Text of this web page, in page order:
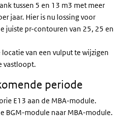
tussen 5 en 13 m3 met meer
jaar. Hier is nu lossing voor
juiste pr-contouren van 25, 25 en
van een vulput te wijzigen
vastloopt.
periode
E13 aan de MBA-module.
BGM-module naar MBA-module.